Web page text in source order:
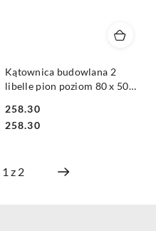
Kątownica budowlana 2
libelle pion poziom 80 x 50
Cena:
258.30
Cena:
258.30